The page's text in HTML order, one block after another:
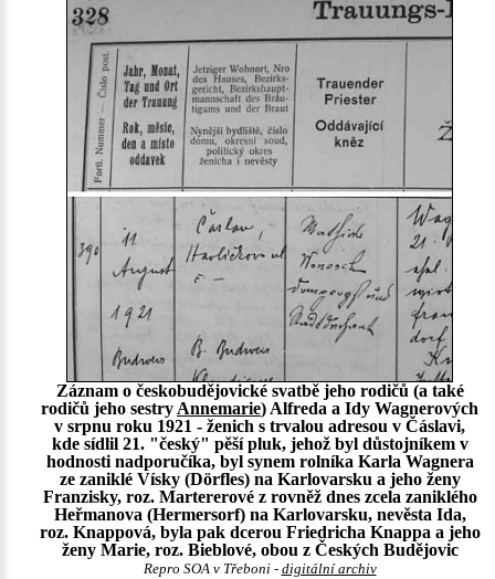
Záznam o českobudějovické svatbě jeho rodičů (a také
rodičů jeho sestry Annemarie) Alfreda a Idy Wagnerových
v srpnu roku 1921 - ženich s trvalou adresou v Čáslavi,
kde sídlil 21. "český" pěší pluk, jehož byl důstojníkem v
hodnosti nadporučíka, byl synem rolníka Karla Wagnera
ze zaniklé Vísky (Dörfles) na Karlovarsku a jeho ženy
Franzisky, roz. Martererové z rovněž dnes zcela zaniklého
Heřmanova (Hermersorf) na Karlovarsku, nevěsta Ida,
roz. Knappová, byla pak dcerou Friedricha Knappa a jeho
ženy Marie, roz. Bieblové, obou z Českých Budějovic
Repro SOA v Třeboni - digitální archiv